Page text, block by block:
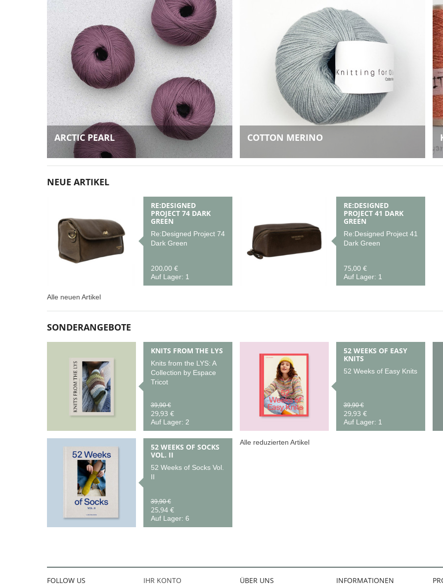
ARCTIC PEARL COTTON MERINO
NEUE ARTIKEL
RE:DESIGNED
PROJECT 74 DARK
GREEN
Re:Designed Project 74
Dark Green
200,00 €
Auf Lager: 1
RE:DESIGNED
PROJECT 41 DARK
GREEN
Re:Designed Project 41
Dark Green
75,00 €
Auf Lager: 1
Alle neuen Artikel
SONDERANGEBOTE
KNITS FROM THE LYS
Knits from the LYS: A
Collection by Espace
Tricot
39,90 €
29,93 €
Auf Lager: 2
52 WEEKS OF EASY
KNITS
52 Weeks of Easy Knits
39,90 €
29,93 €
Auf Lager: 1
52 WEEKS OF SOCKS
VOL. II
52 Weeks of Socks Vol.
II
39,90 €
25,94 €
Auf Lager: 6
Alle reduzierten Artikel
FOLLOW US IHR KONTO ÜBER UNS INFORMATIONEN